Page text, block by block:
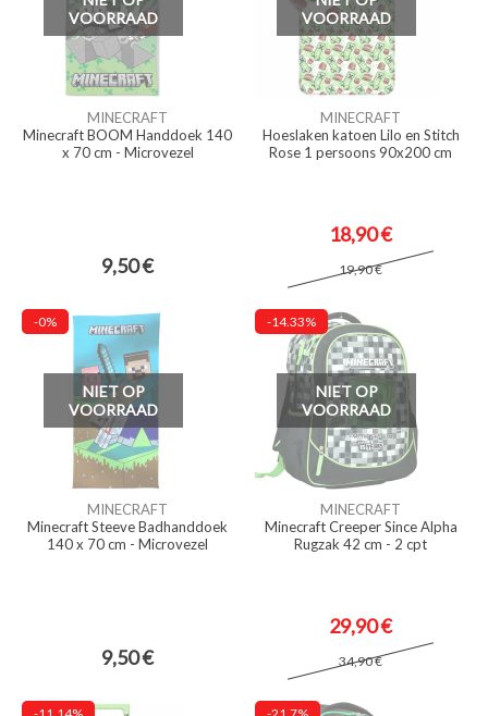
VOORRAAD
MINECRAFT
Minecraft BOOM Handdoek 140
x 70 cm - Microvezel
9,50 €
VOORRAAD
MINECRAFT
Hoeslaken katoen Lilo en Stitch
Rose 1 persoons 90x200 cm
18,90 €
19,90 €
-0%
NIET OP
VOORRAAD
MINECRAFT
Minecraft Steeve Badhanddoek
140 x 70 cm - Microvezel
9,50 €
-14.33%
NIET OP
VOORRAAD
MINECRAFT
Minecraft Creeper Since Alpha
Rugzak 42 cm - 2 cpt
29,90 €
34,90 €